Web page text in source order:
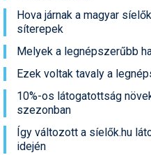
Szánkó
Szótárak
Telemark
Téli sportok
Termékajánló
Hova járnak a magyar
síterepek
Melyek a legnépszerűbb
Ezek voltak tavaly a
10%-os látogatottság
szezonban
Így változott a síelők.hu
idején